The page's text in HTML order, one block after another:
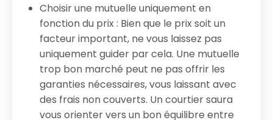
Choisir une mutuelle uniquement en
fonction du prix : Bien que le prix soit un
facteur important, ne vous laissez pas
uniquement guider par cela. Une mutuelle
trop bon marché peut ne pas offrir les
garanties nécessaires, vous laissant avec
des frais non couverts. Un courtier saura
vous orienter vers un bon équilibre entre